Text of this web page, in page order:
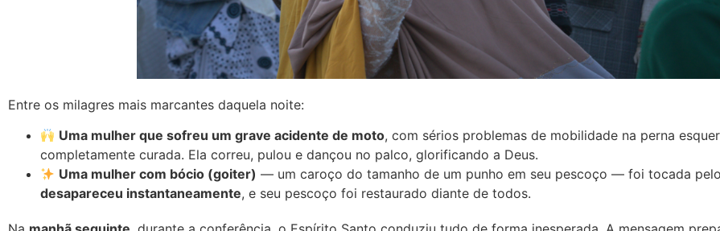
Entre os milagres mais marcantes daquela noite:
Uma mulher que sofreu um grave acidente de moto, com sérios problemas de mobilidade na perna
completamente curada. Ela correu, pulou e dançou no palco, glorificando a Deus.
Uma mulher com bócio (goiter) — um caroço do tamanho de um punho em seu pescoço — foi tocada
desapareceu instantaneamente, e seu pescoço foi restaurado diante de todos.